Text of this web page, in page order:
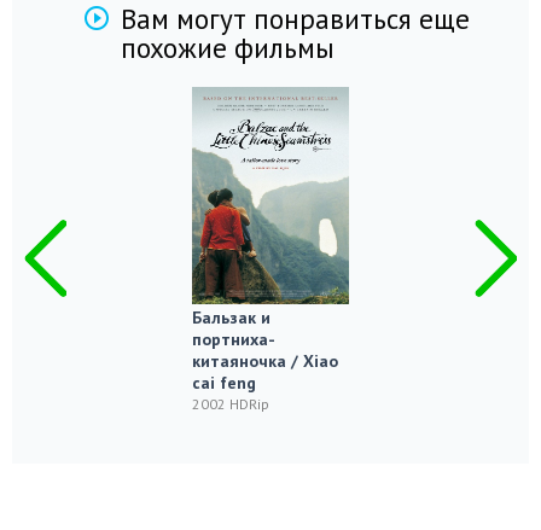
Вам могут понравиться еще
похожие фильмы
Бальзак и
портниха-
китаяночка / Xiao
cai feng
2002 HDRip